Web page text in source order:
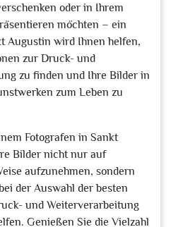
oder in Ihrem
möchten – ein
Augustin wird Ihnen helfen,
zur Druck- und
zu finden und Ihre Bilder in
zum Leben zu
Fotografen in Sankt
Bilder nicht nur auf
aufzunehmen, sondern
der Auswahl der besten
und Weiterverarbeitung
Genießen Sie die Vielzahl